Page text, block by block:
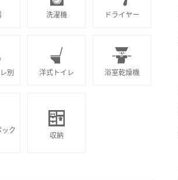
洗濯機 ドライヤー
別 洋式トイレ 浴室乾燥機
ク
収納